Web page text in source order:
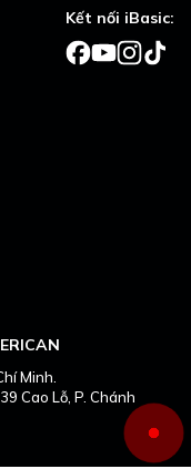
Minh.
Cao Lỗ, P. Chánh
Kết nối iBasic: